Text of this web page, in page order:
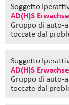
Soggetto
AD(H)S
Gruppo di auto-
toccate dal
Soggetto
AD(H)S
Gruppo di auto-
toccate dal